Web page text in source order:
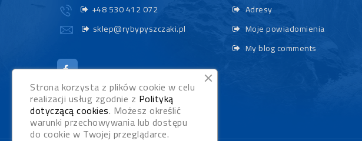
+48 530 412 072
sklep@rybypyszczaki.pl
Adresy
Moje powiadomienia
My blog comments
Strona korzysta z plików cookie w celu
realizacji usług zgodnie z Polityką
dotyczącą cookies. Możesz określić
warunki przechowywania lub dostępu
do cookie w Twojej przeglądarce.